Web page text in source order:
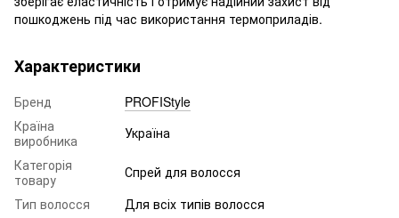
пошкоджень під час використання термоприладів.
Характеристики
Бренд
PROFIStyle
Країна
виробника
Україна
Категорія
товару
Спрей для волосся
Тип волосся
Для всіх типів волосся